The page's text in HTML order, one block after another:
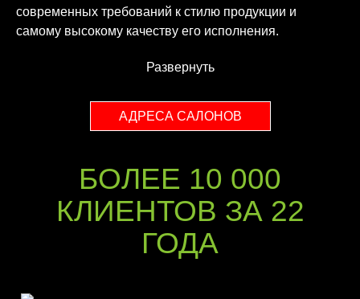
современных требований к стилю продукции и
самому высокому качеству его исполнения.
Развернуть
АДРЕСА САЛОНОВ
БОЛЕЕ 10 000
КЛИЕНТОВ ЗА 22
ГОДА